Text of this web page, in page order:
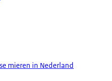
mieren in Nederland